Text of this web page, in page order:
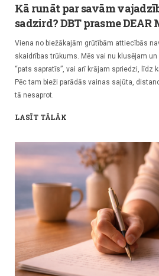
Kā runāt par savām
sadzird? DBT prasme DEAR
Viena no biežākajām grūtībām attiecībās
skaidrības trūkums. Mēs vai nu klusējam
“pats sapratīs”, vai arī krājam spriedzi, līdz
Pēc tam bieži parādās vainas sajūta,
tā nesaprot.
LASĪT TĀLĀK